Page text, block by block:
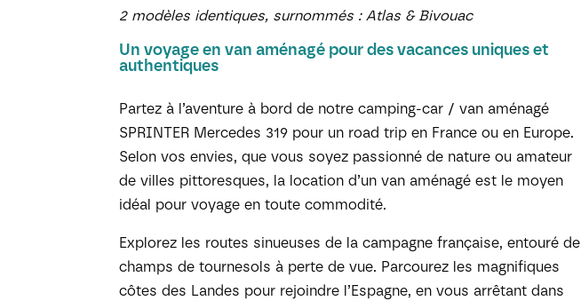
2 modèles identiques, surnommés :Atlas & Bivouac
Un voyage en van aménagé pour des vacances uniques et
authentiques
Partez à l’aventure à bord de notre camping-car / van aménagé
SPRINTER Mercedes 319 pour un road trip en France ou en Europe.
Selon vos envies, que vous soyez passionné de nature ou amateur
de villes pittoresques, la location d’un van aménagé est le moyen
idéal pour voyage en toute commodité.
Explorez les routes sinueuses de la campagne française, entouré de
champs de tournesols à perte de vue. Parcourez les magnifiques
côtes des Landes pour rejoindre l’Espagne, en vous arrêtant dans